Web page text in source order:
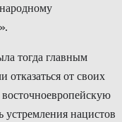
тогда главным
отказаться от своих
восточноевропейскую
устремления нацистов